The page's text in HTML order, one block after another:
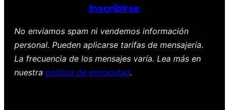
Inscribirse
No enviamos spam ni vendemos información
personal. Pueden aplicarse tarifas de mensajería.
La frecuencia de los mensajes varía. Lea más en
nuestra política de privacidad.